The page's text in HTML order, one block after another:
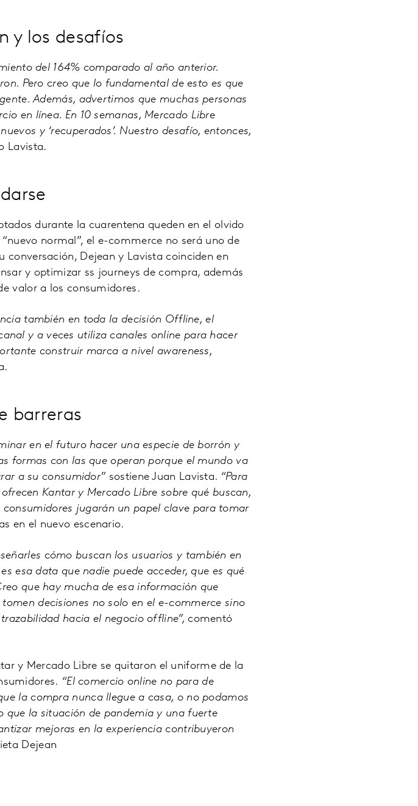
y los desafíos
del 164% comparado al año anterior.
Pero creo que lo fundamental de esto es que
Además, advertimos que muchas personas
en línea. En 10 semanas, Mercado Libre
y ‘recuperados’. Nuestro desafío, entonces,
Lavista.
durante la cuarentena queden en el olvido
normal”, el e-commerce no será uno de
conversación, Dejean y Lavista coinciden en
y optimizar ss journeys de compra, además
valor a los consumidores.
también en toda la decisión Offline, el
y a veces utiliza canales online para hacer
construir marca a nivel awareness,
barreras
en el futuro hacer una especie de borrón y
formas con las que operan porque el mundo va
a su consumidor” sostiene Juan Lavista. “Para
Kantar y Mercado Libre sobre qué buscan,
jugarán un papel clave para tomar
en el nuevo escenario.
cómo buscan los usuarios y también en
esa data que nadie puede acceder, que es qué
que hay mucha de esa información que
decisiones no solo en el e-commerce sino
hacia el negocio offline”,comentó
y Mercado Libre se quitaron el uniforme de la
“El comercio online no para de
la compra nunca llegue a casa, o no podamos
que la situación de pandemia y una fuerte
mejoras en la experiencia contribuyeron
Dejean